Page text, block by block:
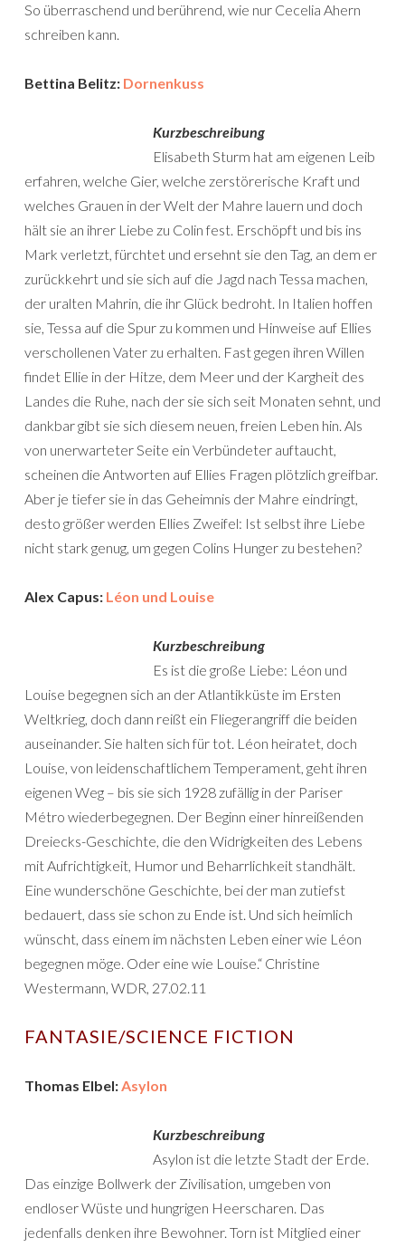
So überraschend und berührend, wie nur Cecelia Ahern
schreiben kann.
Bettina Belitz: Dornenkuss
Kurzbeschreibung
Elisabeth Sturm hat am eigenen Leib
erfahren, welche Gier, welche zerstörerische Kraft und
welches Grauen in der Welt der Mahre lauern und doch
hält sie an ihrer Liebe zu Colin fest. Erschöpft und bis ins
Mark verletzt, fürchtet und ersehnt sie den Tag, an dem er
zurückkehrt und sie sich auf die Jagd nach Tessa machen,
der uralten Mahrin, die ihr Glück bedroht. In Italien hoffen
sie, Tessa auf die Spur zu kommen und Hinweise auf Ellies
verschollenen Vater zu erhalten. Fast gegen ihren Willen
findet Ellie in der Hitze, dem Meer und der Kargheit des
Landes die Ruhe, nach der sie sich seit Monaten sehnt, und
dankbar gibt sie sich diesem neuen, freien Leben hin. Als
von unerwarteter Seite ein Verbündeter auftaucht,
scheinen die Antworten auf Ellies Fragen plötzlich greifbar.
Aber je tiefer sie in das Geheimnis der Mahre eindringt,
desto größer werden Ellies Zweifel: Ist selbst ihre Liebe
nicht stark genug, um gegen Colins Hunger zu bestehen?
Alex Capus: Léon und Louise
Kurzbeschreibung
Es ist die große Liebe: Léon und
Louise begegnen sich an der Atlantikküste im Ersten
Weltkrieg, doch dann reißt ein Fliegerangriff die beiden
auseinander. Sie halten sich für tot. Léon heiratet, doch
Louise, von leidenschaftlichem Temperament, geht ihren
eigenen Weg – bis sie sich 1928 zufällig in der Pariser
Métro wiederbegegnen. Der Beginn einer hinreißenden
Dreiecks-Geschichte, die den Widrigkeiten des Lebens
mit Aufrichtigkeit, Humor und Beharrlichkeit standhält.
Eine wunderschöne Geschichte, bei der man zutiefst
bedauert, dass sie schon zu Ende ist. Und sich heimlich
wünscht, dass einem im nächsten Leben einer wie Léon
begegnen möge. Oder eine wie Louise.“ Christine
Westermann, WDR, 27.02.11
FANTASIE/SCIENCE FICTION
Thomas Elbel:Asylon
Kurzbeschreibung
Asylon ist die letzte Stadt der Erde.
Das einzige Bollwerk der Zivilisation, umgeben von
endloser Wüste und hungrigen Heerscharen. Das
jedenfalls denken ihre Bewohner. Torn ist Mitglied einer